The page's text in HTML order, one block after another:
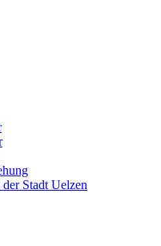
Stadt Uelzen